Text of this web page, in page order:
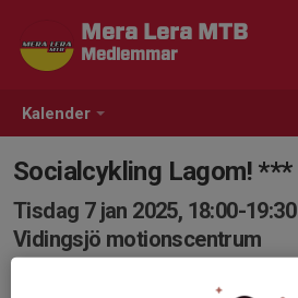
Kalender
Mera Lera MTB
Medlemmar
Socialcykling Lagom!
Tisdag 7 jan 2025, 18:00-19:30
Vidingsjö motionscentrum